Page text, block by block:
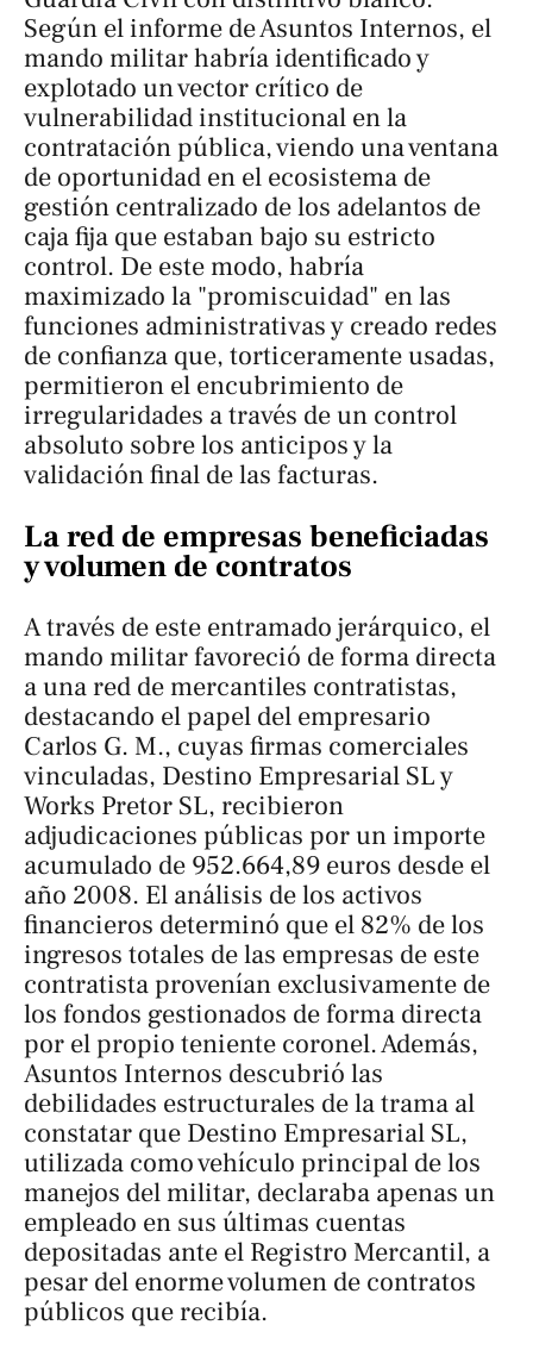
Según el informe de Asuntos Internos, el
mando militar habría identificado y
explotado un vector crítico de
vulnerabilidad institucional en la
contratación pública, viendo una ventana
de oportunidad en el ecosistema de
gestión centralizado de los adelantos de
caja fija que estaban bajo su estricto
control. De este modo, habría
maximizado la "promiscuidad" en las
funciones administrativas y creado redes
de confianza que, torticeramente usadas,
permitieron el encubrimiento de
irregularidades a través de un control
absoluto sobre los anticipos y la
validación final de las facturas.
La red de empresas beneficiadas
y volumen de contratos
A través de este entramado jerárquico, el
mando militar favoreció de forma directa
a una red de mercantiles contratistas,
destacando el papel del empresario
Carlos G. M., cuyas firmas comerciales
vinculadas, Destino Empresarial SL y
Works Pretor SL, recibieron
adjudicaciones públicas por un importe
acumulado de 952.664,89 euros desde el
año 2008. El análisis de los activos
financieros determinó que el 82% de los
ingresos totales de las empresas de este
contratista provenían exclusivamente de
los fondos gestionados de forma directa
por el propio teniente coronel. Además,
Asuntos Internos descubrió las
debilidades estructurales de la trama al
constatar que Destino Empresarial SL,
utilizada como vehículo principal de los
manejos del militar, declaraba apenas un
empleado en sus últimas cuentas
depositadas ante el Registro Mercantil, a
pesar del enorme volumen de contratos
públicos que recibía.